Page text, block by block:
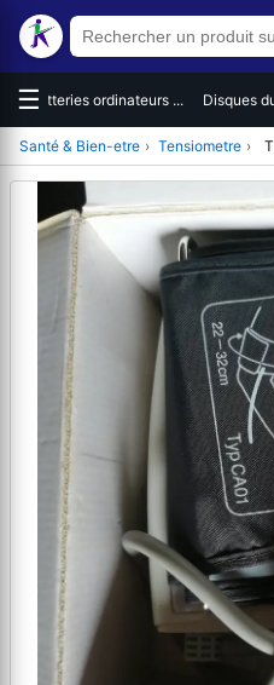
☰Batteries ordinateurs ... Disques
Santé & Bien-etre › Tensiometre ›